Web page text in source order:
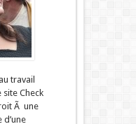
travail
Check
Ã une